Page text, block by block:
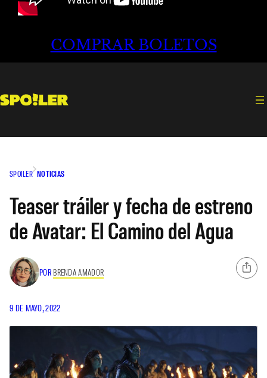
COMPRAR BOLETOS
SPOILER NOTICIAS
Teaser tráiler y fecha de estreno
de Avatar: El Camino del Agua
POR BRENDA AMADOR
9 DE MAYO, 2022